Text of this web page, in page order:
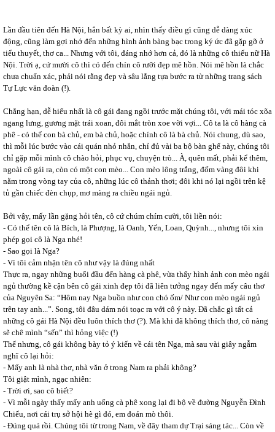
Lần đầu tiên đến Hà Nội, hẳn bất kỳ ai, nhìn thấy điều gì cũng dễ dàng xúc
động, cũng làm gợi nhớ đến những hình ảnh bàng bạc trong ký ức đã gặp gỡ ở
tiểu thuyết, thơ ca... Nhưng với tôi, đáng nhớ hơn cả, đó là những cô thiếu nữ Hà
Nội. Trời ạ, cứ mười cô thì có đến chín cô rưỡi đẹp mê hồn. Nói mê hồn là chắc
chưa chuẩn xác, phải nói rằng đẹp và sâu lắng tựa bước ra từ những trang sách
Tự Lực văn đoàn (!).
Chẳng hạn, dễ hiểu nhất là cô gái đang ngồi trước mặt chúng tôi, với mái tóc xõa
ngang lưng, gương mặt trái xoan, đôi mắt tròn xoe vời vợi... Cô ta là cô hàng cà
phê - có thể con bà chủ, em bà chủ, hoặc chính cô là bà chủ. Nói chung, dù sao,
thì mỗi lúc bước vào cái quán nhỏ nhắn, chỉ đủ vài ba bộ bàn ghế này, chúng tôi
chỉ gặp mỗi mình cô chào hỏi, phục vụ, chuyện trò... À, quên mất, phải kể thêm,
ngoài cô gái ra, còn có một con mèo... Con mèo lông trắng, đốm vàng đôi khi
nằm trong vòng tay của cô, những lúc cô thảnh thơi; đôi khi nó lại ngồi trên kệ
tủ gần chiếc đèn chụp, mơ màng ra chiều ngái ngủ.
Bởi vậy, mấy lần gặng hỏi tên, cô cứ chúm chím cười, tôi liền nói:
- Có thể tên cô là Bích, là Phượng, là Oanh, Yến, Loan, Quỳnh..., nhưng tôi xin
phép gọi cô là Nga nhé!
- Sao gọi là Nga?
- Vì tôi cảm nhận tên cô như vậy là đúng nhất
Thực ra, ngay những buổi đầu đến hàng cà phê, vừa thấy hình ảnh con mèo ngái
ngủ thường kề cận bên cô gái xinh đẹp tôi đã liên tưởng ngay đến mấy câu thơ
của Nguyên Sa: “Hôm nay Nga buồn như con chó ốm/ Như con mèo ngái ngủ
trên tay anh...”. Song, tôi đâu dám nói toạc ra với cô ý này. Đã chắc gì tất cả
những cô gái Hà Nội đều luôn thích thơ (?). Mà khi đã không thích thơ, cô nàng
sẽ chê mình “sến” thì hỏng việc (!)
Thế nhưng, cô gái không bày tỏ ý kiến về cái tên Nga, mà sau vài giây ngẫm
nghĩ cô lại hỏi:
- Mấy anh là nhà thơ, nhà văn ở trong Nam ra phải không?
Tôi giật mình, ngạc nhiên:
- Trời ơi, sao cô biết?
- Vì mỗi ngày thấy mấy anh uống cà phê xong lại đi bộ về đường Nguyễn Đình
Chiểu, nơi cái trụ sở hội hè gì đó, em đoán mò thôi.
- Đúng quá rồi. Chúng tôi từ trong Nam, về đây tham dự Trại sáng tác... Còn về